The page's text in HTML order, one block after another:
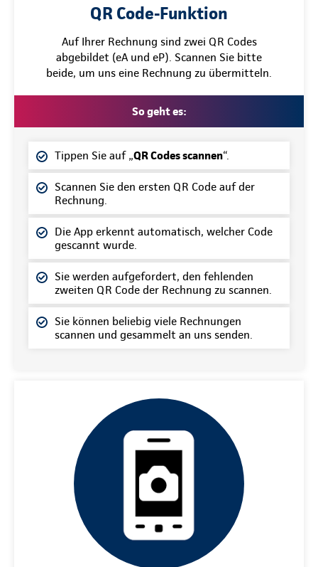
QR Code-Funktion
Auf Ihrer Rechnung sind zwei QR Codes
abgebildet (eA und eP). Scannen Sie bitte
beide, um uns eine Rechnung zu übermitteln.
So geht es:
Tippen Sie auf „QR Codes scannen“.
Scannen Sie den ersten QR Code auf der
Rechnung.
Die App erkennt automatisch, welcher Code
gescannt wurde.
Sie werden aufgefordert, den fehlenden
zweiten QR Code der Rechnung zu scannen.
Sie können beliebig viele Rechnungen
scannen und gesammelt an uns senden.